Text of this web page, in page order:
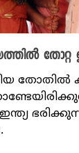
തോതിൽ